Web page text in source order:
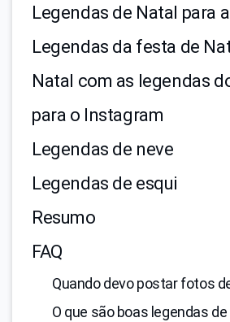
Legendas de Natal para
Legendas da festa de
Natal com as legendas
para o Instagram
Legendas de neve
Legendas de esqui
Resumo
FAQ
Quando devo postar fotos
O que são boas legendas